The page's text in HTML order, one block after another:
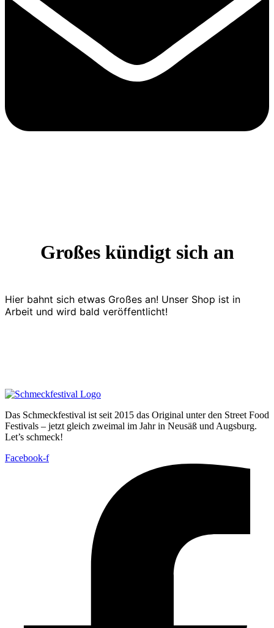
Großes kündigt sich an
Hier bahnt sich etwas Großes an! Unser Shop ist in
Arbeit und wird bald veröffentlicht!
Das Schmeckfestival ist seit 2015 das Original unter den Street Food
Festivals – jetzt gleich zweimal im Jahr in Neusäß und Augsburg.
Let’s schmeck!
Facebook-f